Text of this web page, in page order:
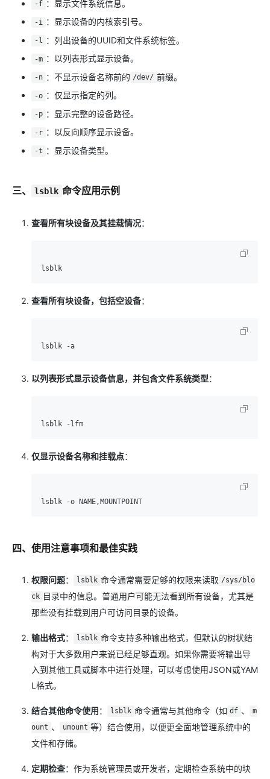
-f ：显示文件系统信息。
-i ：显示设备的内核索引号。
-l ：列出设备的UUID和文件系统标签。
-m ：以列表形式显示设备。
-n ：不显示设备名称前的 /dev/ 前缀。
-o ：仅显示指定的列。
-p ：显示完整的设备路径。
-r ：以反向顺序显示设备。
-t ：显示设备类型。
三、 lsblk 命令应用示例
查看所有块设备及其挂载情况：
查看所有块设备，包括空设备：
以列表形式显示设备信息，并包含文件系统类型：
仅显示设备名称和挂载点：
四、使用注意事项和最佳实践
权限问题： lsblk 命令通常需要足够的权限来读取 /sys/blo
ck 目录中的信息。普通用户可能无法看到所有设备，尤其是
那些没有挂载到用户可访问目录的设备。
输出格式： lsblk 命令支持多种输出格式，但默认的树状结
构对于大多数用户来说已经足够直观。如果你需要将输出导
入到其他工具或脚本中进行处理，可以考虑使用JSON或YAM
L格式。
结合其他命令使用： lsblk 命令通常与其他命令（如 df 、
m
ount 、 umount 等）结合使用，以便更全面地管理系统中的
文件和存储。
定期检查：作为系统管理员或开发者，定期检查系统中的块